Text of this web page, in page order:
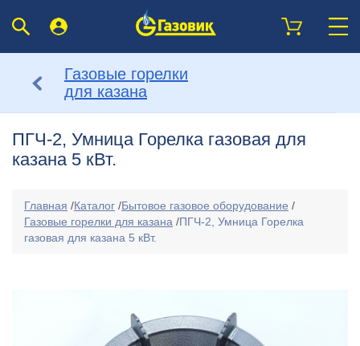
Газовые горелки
для казана
ПГЧ-2, Умница Горелка газовая для
казана 5 кВт.
Главная /Каталог /Бытовое газовое оборудование /
Газовые горелки для казана /ПГЧ-2, Умница Горелка
газовая для казана 5 кВт.